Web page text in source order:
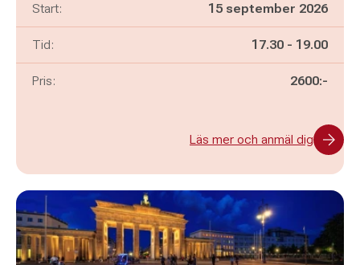
Start: 15 september 2026
Tid: Pågår mellan
17.30 - och
19.00
Pris: 2600:-
Läs mer och anmäl dig